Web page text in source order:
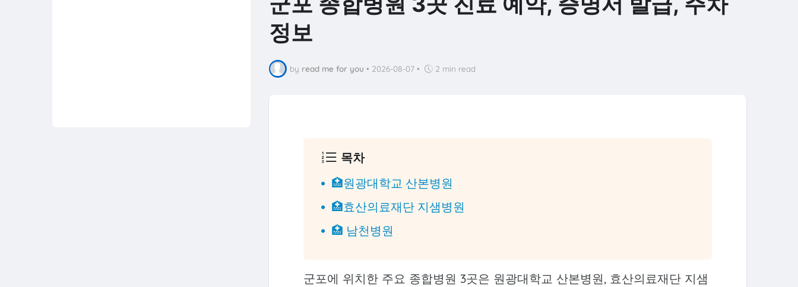
정보
by read me for you • 2026-08-07 • 2 min read
목차
🏥원광대학교 산본병원
🏥효산의료재단 지샘병원
🏥 남천병원
군포에 위치한 주요 종합병원 3곳은 원광대학교 산본병원, 효산의료재단 지샘